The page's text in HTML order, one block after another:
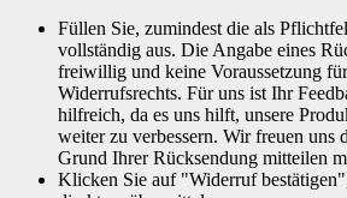
Füllen Sie, zumindest die als
vollständig aus. Die Angabe eines
freiwillig und keine Voraussetzung
Widerrufsrechts. Für uns ist Ihr
hilfreich, da es uns hilft, unsere
weiter zu verbessern. Wir freuen uns
Grund Ihrer Rücksendung mitteilen
Klicken Sie auf "Widerruf